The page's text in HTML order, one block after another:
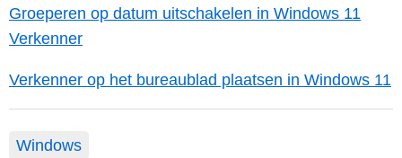
Groeperen op datum uitschakelen in Windows 11
Verkenner
Verkenner op het bureaublad plaatsen in Windows 11
Windows